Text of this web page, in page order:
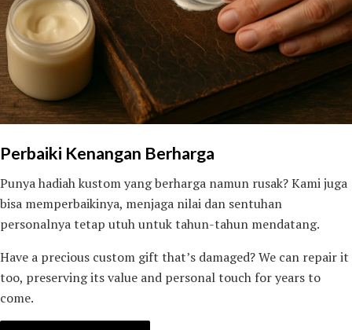
Perbaiki Kenangan Berharga
Punya hadiah kustom yang berharga namun rusak? Kami juga
bisa memperbaikinya, menjaga nilai dan sentuhan
personalnya tetap utuh untuk tahun-tahun mendatang.
Have a precious custom gift that’s damaged? We can repair it
too, preserving its value and personal touch for years to
come.